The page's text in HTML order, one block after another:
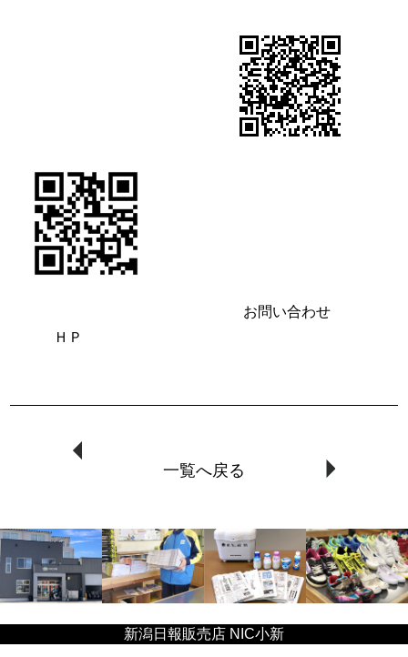
お問い合わせ
ＨＰ
一覧へ戻る
新潟日報販売店 NIC小新